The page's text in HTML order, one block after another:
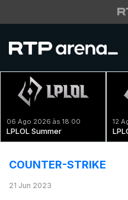
06 Ago 2026 às 18:00
LPLOL Summer
12
COUNTER-STRIKE
21 Jun 2023